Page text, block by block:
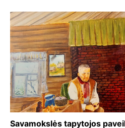
Savamokslės tapytojos